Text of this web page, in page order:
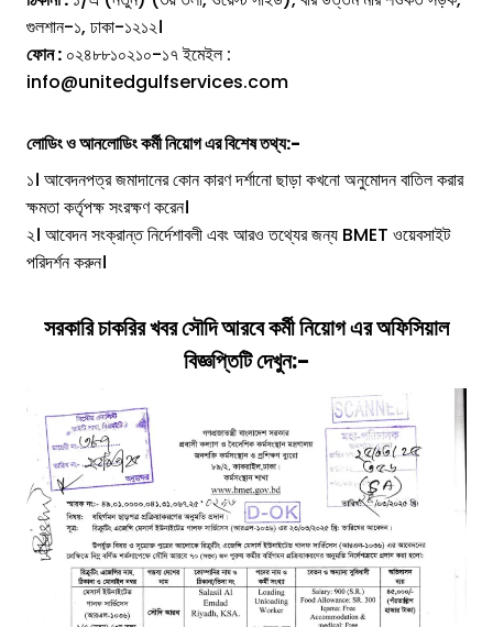
গুলশান-১, ঢাকা-১২১২।
ফোন : ০২৪৮৮১০২১০-১৭ ইমেইল :
info@unitedgulfservices.com
লোডিং ও আনলোডিং কর্মীনিয়োগ এরবিশেষ তথ্য:-
১। আবেদনপত্র জমাদানের কোন কারণ দর্শানো ছাড়া কখনো অনুমোদন বাতিল করার
ক্ষমতা কর্তৃপক্ষ সংরক্ষণ করেন।
২। আবেদন সংক্রান্ত নির্দেশাবলী এবং আরও তথ্যের জন্য BMET ওয়েবসাইট
পরিদর্শন করুন।
সরকারি চাকরির খবরসৌদি আরবে কর্মীনিয়োগএর অফিসিয়াল
বিজ্ঞপ্তিটি দেখুন:-